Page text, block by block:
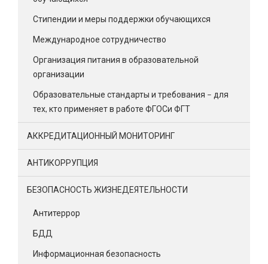
Стипендии и меры поддержки обучающихся
Международное сотрудничество
Организация питания в образовательной
организации
Образовательные стандарты и требования – для
тех, кто применяет в работе ФГОСи ФГТ
АККРЕДИТАЦИОННЫЙ МОНИТОРИНГ
АНТИКОРРУПЦИЯ
БЕЗОПАСНОСТЬ ЖИЗНЕДЕЯТЕЛЬНОСТИ
Антитеррор
БДД
Информационная безопасность